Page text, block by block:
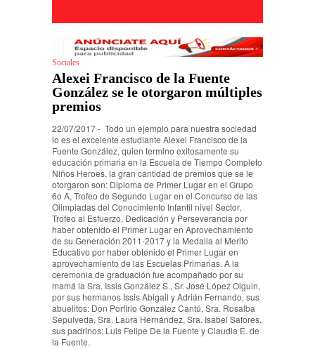
Sociales
Alexei Francisco de la Fuente
González se le otorgaron múltiples
premios
22/07/2017 - Todo un ejemplo para nuestra sociedad
lo es el excelente estudiante Alexei Francisco de la
Fuente González, quien termino exitosamente su
educación primaria en la Escuela de Tiempo Completo
Niños Heroes, la gran cantidad de premios que se le
otorgaron son: Diploma de Primer Lugar en el Grupo
6o A, Trofeo de Segundo Lugar en el Concurso de las
Olimpiadas del Conocimiento Infantil nivel Sector,
Trofeo al Esfuerzo, Dedicación y Perseverancia por
haber obtenido el Primer Lugar en Aprovechamiento
de su Generación 2011-2017 y la Medalla al Merito
Educativo por haber obtenido el Primer Lugar en
aprovechamiento de las Escuelas Primarias. A la
ceremonia de graduación fue acompañado por su
mamá la Sra. Issis González S., Sr. José López Olguin,
por sus hermanos Issis Abigail y Adrián Fernando, sus
abuelitos: Don Porfirio González Cantú, Sra. Rosalba
Sepulveda, Sra. Laura Hernández, Sra. Isabel Safores,
sus padrinos: Luis Felipe De la Fuente y Claudia E. de
la Fuente.